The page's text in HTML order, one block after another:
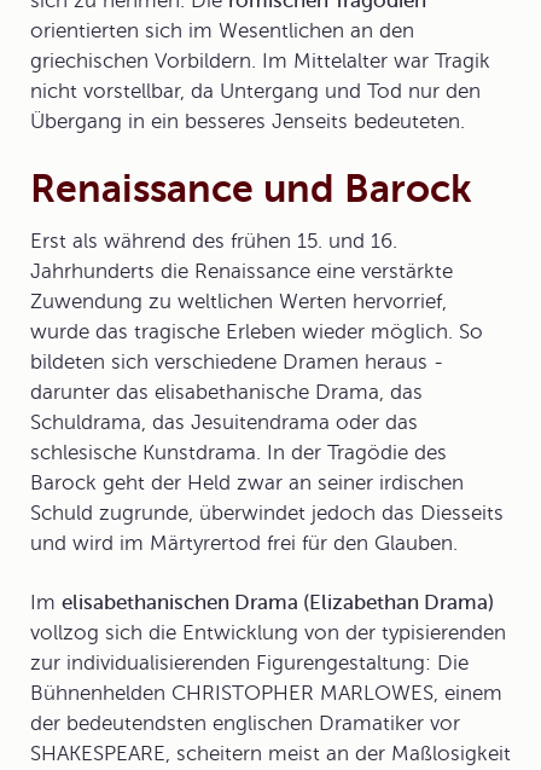
orientierten sich im Wesentlichen an den
griechischen Vorbildern. Im Mittelalter war Tragik
nicht vorstellbar, da Untergang und Tod nur den
Übergang in ein besseres Jenseits bedeuteten.
Renaissance und Barock
Erst als während des frühen 15. und 16.
Jahrhunderts die Renaissance eine verstärkte
Zuwendung zu weltlichen Werten hervorrief,
wurde das tragische Erleben wieder möglich. So
bildeten sich verschiedene Dramen heraus -
darunter das elisabethanische Drama, das
Schuldrama, das Jesuitendrama oder das
schlesische Kunstdrama. In der Tragödie des
Barock geht der Held zwar an seiner irdischen
Schuld zugrunde, überwindet jedoch das Diesseits
und wird im Märtyrertod frei für den Glauben.
Im elisabethanischen Drama (Elizabethan Drama)
vollzog sich die Entwicklung von der typisierenden
zur individualisierenden Figurengestaltung: Die
Bühnenhelden CHRISTOPHER MARLOWES, einem
der bedeutendsten englischen Dramatiker vor
SHAKESPEARE, scheitern meist an der Maßlosigkeit